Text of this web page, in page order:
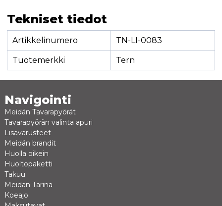
Tekniset tiedot
Artikkelinumero TN-LI-0083
Tuotemerkki Tern
Navigointi
Meidän Tavarapyörät
Tavarapyörän valinta apuri
Lisävarusteet
Meidän brandit
Huolla oikein
Huoltopaketti
Takuu
Meidän Tarina
Koeajo